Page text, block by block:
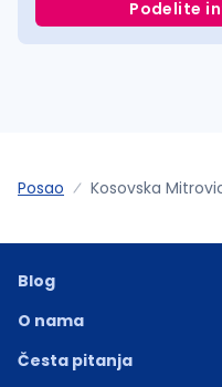
Podelite
Posao Kosovska
Blog
O nama
Česta pitanja